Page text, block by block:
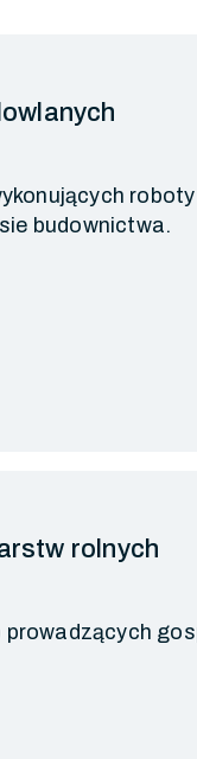
budownictwa.
rolnych